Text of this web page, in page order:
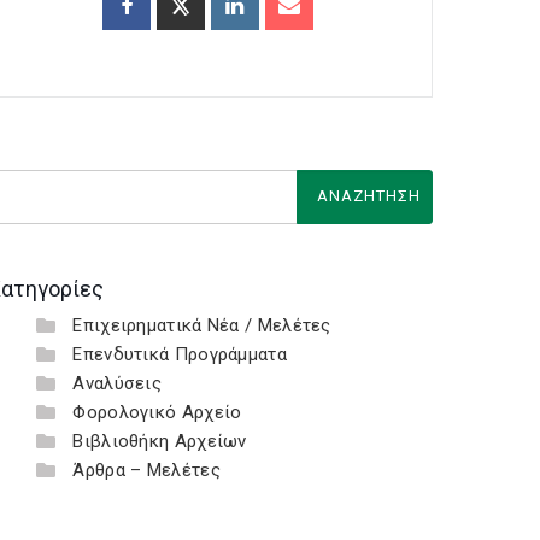
Επιχειρηματικά Νέα / Μελέτες
Επενδυτικά Προγράμματα
Αναλύσεις
Φορολογικό Αρχείο
Βιβλιοθήκη Αρχείων
Άρθρα – Μελέτες